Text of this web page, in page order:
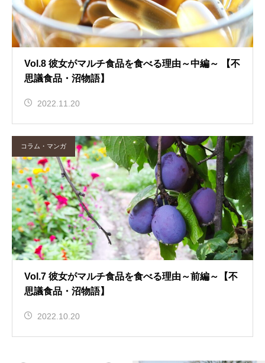
Vol.8 彼女がマルチ食品を食べる理由～中編～ 【不
思議食品・沼物語】
2022.11.20
コラム・マンガ
Vol.7 彼女がマルチ食品を食べる理由～前編～【不
思議食品・沼物語】
2022.10.20